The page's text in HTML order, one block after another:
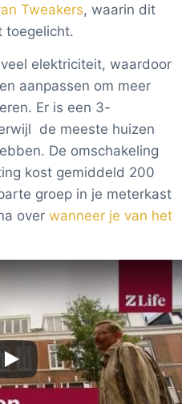
Tweakers, waarin dit
toegelicht.
elektriciteit, waardoor
aanpassen om meer
Er is een 3-
de meeste huizen
De omschakeling
kost gemiddeld 200
groep in je meterkast
over wanneer je van het